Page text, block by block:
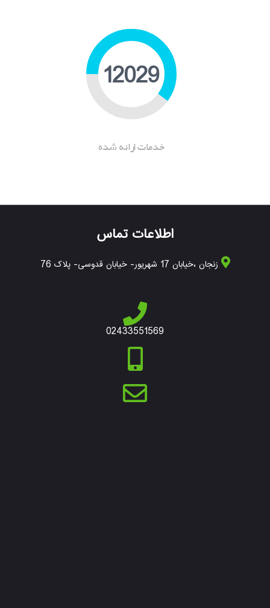
16360
خدمات ارانه شده
اطلاعات تماس
زنجان ،خیابان 17 شهریور- خیابان قدوسی- پلاک 76
02433551569